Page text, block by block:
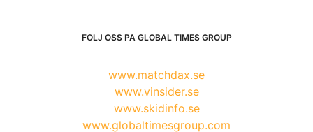
FÖLJ OSS PÅ GLOBAL TIMES GROUP
www.matchdax.se
www.vinsider.se
www.skidinfo.se
www.globaltimesgroup.com